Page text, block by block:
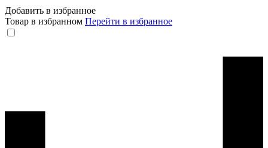
Добавить в избранное
Товар в избранном Перейти в избранное